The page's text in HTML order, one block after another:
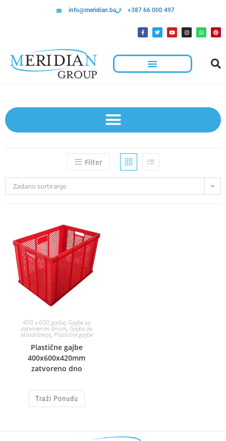
info@meridian.ba +387 66 000 497
Filter
Zadano sortiranje
400 x 600 gajbe, Gajbe sa
zatvorenim dnom, Gajbe za
skladištenje, Plastične gajbe
Plastične gajbe
400x600x420mm
zatvoreno dno
Traži Ponudu